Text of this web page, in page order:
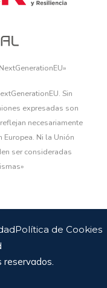
Sin
expresadas son
necesariamente
Ni la Unión
ser consideradas
Política de Cookies